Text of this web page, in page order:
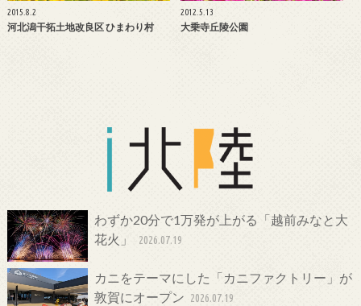
2015.8.2
河北潟干拓土地改良区 ひまわり村
2012.5.13
大乗寺丘陵公園
わずか20分で1万発が上がる「越前みなと大
花火」
2026.07.19
カニをテーマにした「カニファクトリー」が
敦賀にオープン 2026.07.19